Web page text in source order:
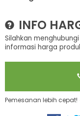
INFO
Silahkan
informasi harga
Pemesanan lebih cepat!